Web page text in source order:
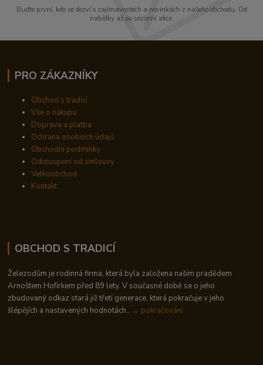
Buďte první, kdo se dozví o zajímavostech a novinkách z našeho obchodu. Od
nabídky až po sezónní akce.
PRO ZÁKAZNÍKY
Obchod s tradicí
Vše o nákupu
Doprava a platba
Ochrana osobních údajů
Obchodní podmínky
Odstoupení od smlouvy
Velkoobchod
Kontakt
OBCHOD S TRADICÍ
Železodům je rodinná firma, která byla založena naším pradědem
Arnoštem Hofírkem před 89 lety. V současné době se o jeho
zbudovaný odkaz stará již třetí generace, která pokračuje v jeho
šlépějích a nastavených hodnotách.. → pokračování